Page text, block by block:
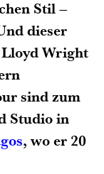
Stil –
dieser
Wright
sind zum
Studio in
, wo er 20